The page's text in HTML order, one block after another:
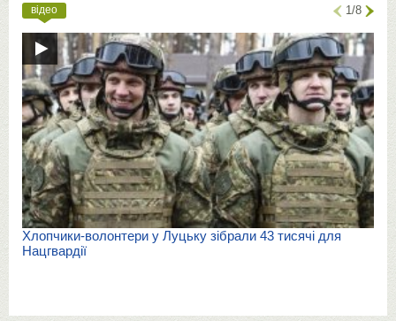
відео 1/8
Хлопчики-волонтери у Луцьку зібрали 43 тисячі для
Нацгвардії